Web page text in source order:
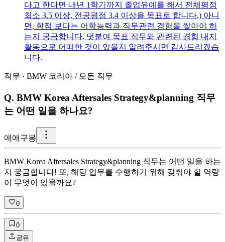
다고 한다면 내년 1학기까지 졸업유예를 해서 전체평점
최소 3.5 이상, 전공평점 3.4 이상을 목표로 합니다.) 아니
면, 학점 보다는 어학능력과 직무관련 경험을 쌓아야 하
는지 궁금합니다. 덧붙여 목표 직무와 관련된 경험 내지
활동으로 어떠한 것이 있을지 알려주시면 감사드리겠습
니다.
직무 · BMW 코리아 / 모든 직무
Q. BMW Korea Aftersales Strategy&planning 직무
는 어떤 일을 하나요?
애 애구봉
BMW Korea Aftersales Strategy&planning 직무는 어떤 일을 하는
지 궁금합니다! 또, 해당 업무를 수행하기 위해 갖춰야 할 역량
이 무엇이 있을까요?
0
0
공유